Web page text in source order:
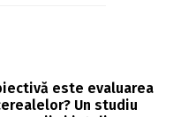
este evaluarea
Un studiu